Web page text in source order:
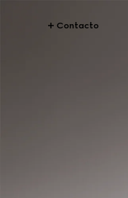
Contacto